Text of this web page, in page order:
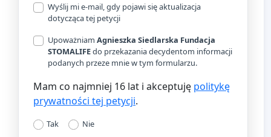
Wyślij mi e-mail, gdy pojawi się aktualizacja
dotycząca tej petycji
Upoważniam Agnieszka Siedlarska Fundacja
STOMALIFEdo przekazania decydentom informacji
podanych przeze mnie w tym formularzu.
Mam co najmniej 16 lat i akceptuję politykę
prywatności tej petycji.
Tak Nie